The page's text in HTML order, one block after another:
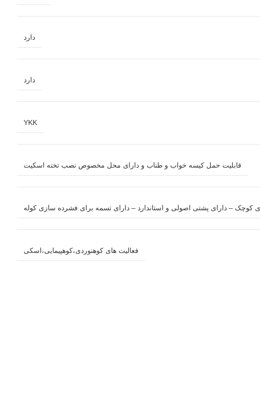
دارد
دارد
YKK
قابلیت حمل کیسه خواب و طناب و دارای محل مخصوص نصب تخته اسکیت
های کوچک – دارای پشتی اصولی و استاندارد – دارای تسمه برای فشرده سازی کوله
فعالیت های کوهنوردی،کوهپیمایی،اسکی